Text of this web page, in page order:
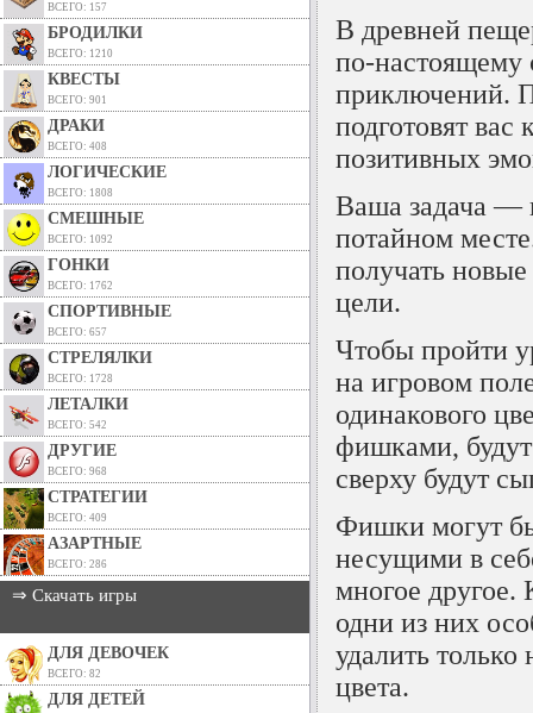
ВСЕГО: 157
БРОДИЛКИ
ВСЕГО: 1210
КВЕСТЫ
ВСЕГО: 901
ДРАКИ
ВСЕГО: 408
ЛОГИЧЕСКИЕ
ВСЕГО: 1808
СМЕШНЫЕ
ВСЕГО: 1092
ГОНКИ
ВСЕГО: 1762
СПОРТИВНЫЕ
ВСЕГО: 657
СТРЕЛЯЛКИ
ВСЕГО: 1728
ЛЕТАЛКИ
ВСЕГО: 542
ДРУГИЕ
ВСЕГО: 968
СТРАТЕГИИ
ВСЕГО: 409
АЗАРТНЫЕ
ВСЕГО: 286
⇒ Скачать игры
ДЛЯ ДЕВОЧЕК
ВСЕГО: 82
ДЛЯ ДЕТЕЙ
В древней
по-настоящему
приключений.
подготовят
позитивных
Ваша задача —
потайном
получать
цели.
Чтобы пройти
на игровом
одинакового
фишками,
сверху будут
Фишки могут
несущими в
многое
одни из них
удалить
цвета.